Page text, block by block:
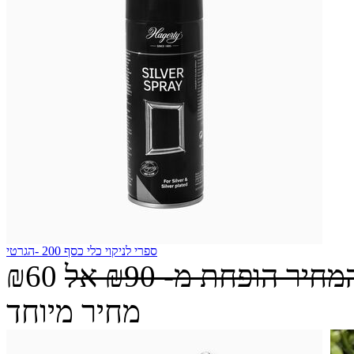
ספרי לניקוי כלי כסף 200 -הגרטי
₪60 הופחת מ-₪90 אל
מחיר מיוחד